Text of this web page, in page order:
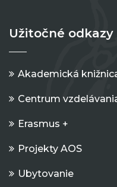
Užitočné odkazy
Akademická
Centrum
Erasmus +
Projekty AOS
Ubytovanie